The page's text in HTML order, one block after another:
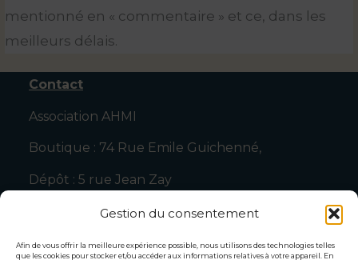
Gestion du consentement
Afin de vous offrir la meilleure expérience possible, nous utilisons des technologies telles
que les cookies pour stocker et/ou accéder aux informations relatives à votre appareil. En
mentionné en « commentaire » et ce, dans les
meilleurs délais.
Contact
Association AHMI
Boutique : 74 Rue Emile Guichenné,
Dépôt : 5 rue Jean Zay
Tel : 0607952564